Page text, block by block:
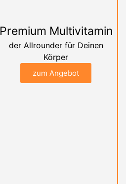
Premium Multivitamin
der Allrounder für Deinen
Körper
zum Angebot